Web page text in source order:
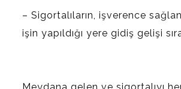
– Sigortalıların, işverence
işin yapıldığı yere gidiş gelişi
Meydana gelen ve sigortalıyı